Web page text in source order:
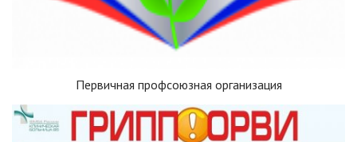
Первичная профсоюзная организация